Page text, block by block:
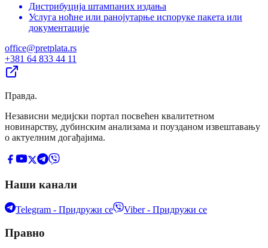
Дистрибуција штампаних издања
Услуга ноћне или ранојутарње испоруке пакета или
документације
office@pretplata.rs
+381 64 833 44 11
Правда.
Независни медијски портал посвећен квалитетном
новинарству, дубинским анализама и поузданом извештавању
о актуелним догађајима.
Наши канали
Telegram - Придружи се Viber - Придружи се
Правно